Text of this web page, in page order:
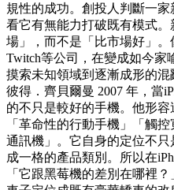
規性的成功。創投人判斷一
看它有無能力打破既有模式
場」，而不是「比市場好」
Twitch等公司，在變成如今家
摸索未知領域到逐漸成形的混
彼得．齊貝爾曼 2007 年，當
的不只是較好的手機。他形
「革命性的行動手機」「觸
通訊機」。它自身的定位不
成一格的產品類別。所以在
「它跟黑莓機的差別在哪裡